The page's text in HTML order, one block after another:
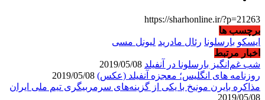
https://sharhonline.ir/?p=21263
برچسب ها
ایسکو بارسلونا رئال مادرید لیونل مسی
اخبار مرتبط
شب غم‌‌انگیز بارسلونا در آنفیلد
روزنامه های انگلیس؛ معجزه آنفیلد (عکس)
مذاکره بایرن مونیخ با یکی از گزینه‌های سرمربیگری تیم ملی ایران
2019/05/08